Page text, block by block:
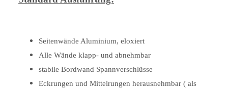
Seitenwände Aluminium, eloxiert
Alle Wände klapp- und abnehmbar
stabile Bordwand Spannverschlüsse
Eckrungen und Mittelrungen herausnehmbar ( als